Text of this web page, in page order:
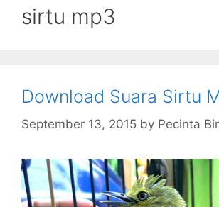
sirtu mp3
Download Suara Sirtu
September 13, 2015 by Pecinta